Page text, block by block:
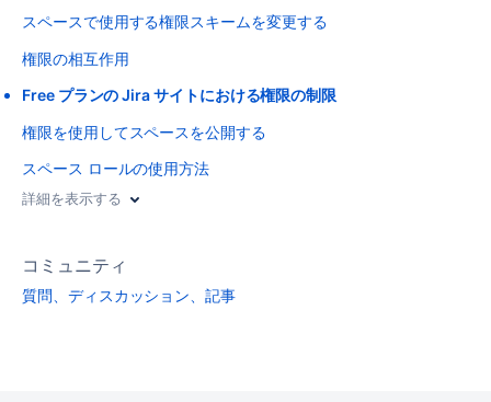
スペースで使用する権限スキームを変更する
権限の相互作用
Free プランの Jira サイトにおける権限の制限
権限を使用してスペースを公開する
スペース ロールの使用方法
詳細を表示する
コミュニティ
質問、ディスカッション、記事